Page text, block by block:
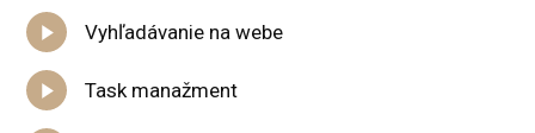
Vyhľadávanie na webe
Task manažment